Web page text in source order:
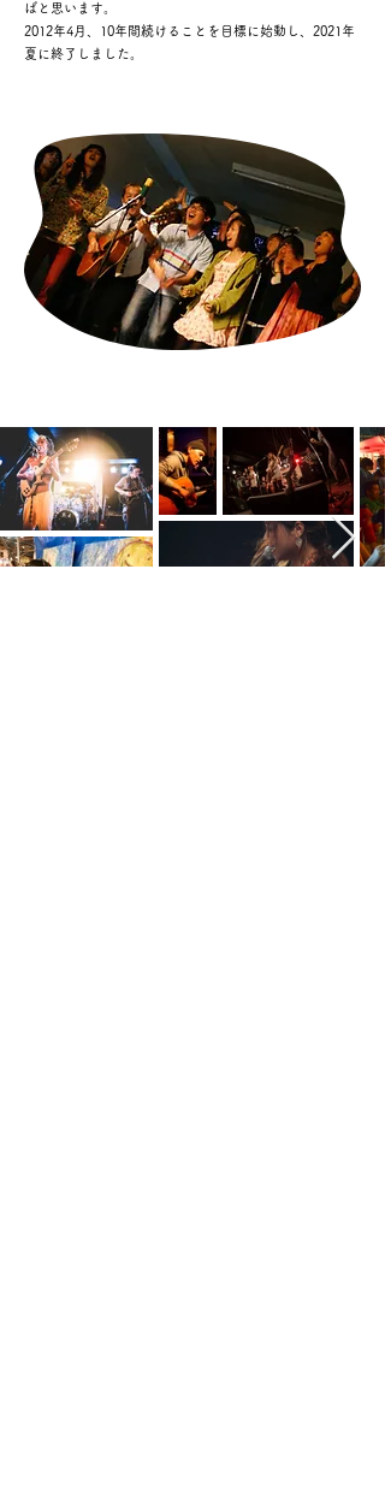
ばと思います。
2012年4月、10年間続けることを目標に始動し、2021年
夏に終了しました。